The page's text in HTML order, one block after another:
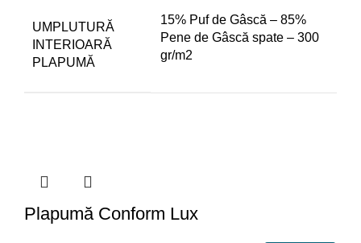
UMPLUTURĂ
INTERIOARĂ
PLAPUMĂ
15% Puf de Gâscă – 85%
Pene de Gâscă spate – 300
gr/m2
Plapumă Conform Lux